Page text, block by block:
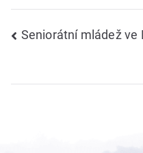
Navigace
Seniorátní mládež ve